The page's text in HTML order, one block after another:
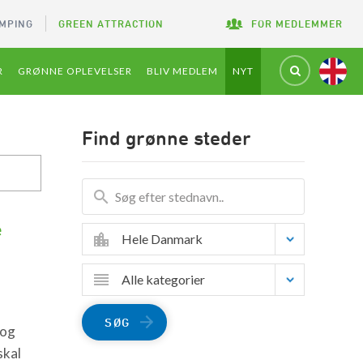
GREEN ATTRACTION FOR MEDLEMMER
GRØNNE OPLEVELSER BLIV MEDLEM NYT
Find grønne steder
Hele Danmark
Alle kategorier
SØG